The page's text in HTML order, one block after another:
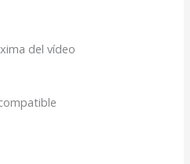
del vídeo